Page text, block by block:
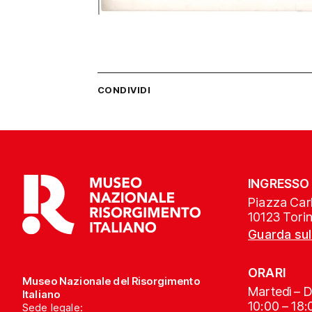
CONDIVIDI
Museo Nazionale del Risorgimento
Italiano
Sede legale:
INGRESSO
Piazza
10123
Guarda
ORARI
Martedì –
10:00 –